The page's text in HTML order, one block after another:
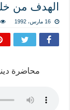
الهدف من
16 مارس، 1992
محاضرة